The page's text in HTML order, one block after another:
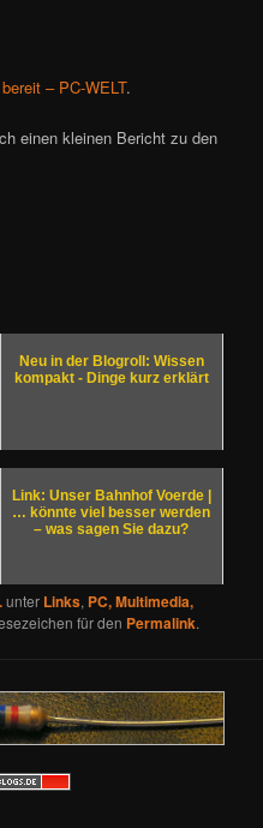
– PC-WELT.
einen kleinen Bericht zu den
Neu in der Blogroll: Wissen
kompakt - Dinge kurz erklärt
Link: Unser Bahnhof Voerde |
… könnte viel besser werden
– was sagen Sie dazu?
unter Links, PC, Multimedia,
für den Permalink.